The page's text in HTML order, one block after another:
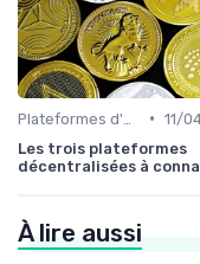
• 11/
Les trois plateformes
décentralisées à
À lire aussi